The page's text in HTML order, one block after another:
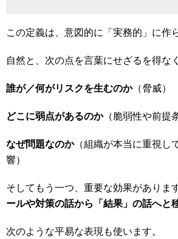
この定義は、意図的に「実務的」に作
自然と、次の点を言葉にせざるを得な
誰が／何がリスクを生むのか（脅威）
どこに弱点があるのか（脆弱性や前提
なぜ問題なのか（組織が本当に重視し
響）
そしてもう一つ、重要な効果がありま
ールや対策の話から「結果」の話へと
次のような平易な表現も使います。